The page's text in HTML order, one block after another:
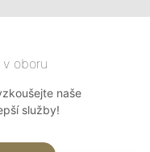
oboru
naše
služby!